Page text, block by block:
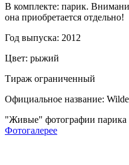
В комплекте: парик.
она приобретается отдельно!
Год выпуска: 2012
Цвет: рыжий
Тираж ограниченный
Официальное название:
"Живые" фотографии парика
Фотогалерее